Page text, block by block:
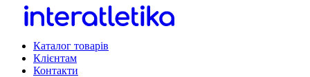
Каталог товарів
Клієнтам
Контакти